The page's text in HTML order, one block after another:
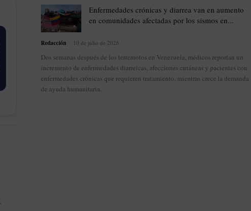
Enfermedades crónicas y diarrea van en aumento
en comunidades afectadas por los sismos en...
Redacción 10 de julio de 2026
Dos semanas después de los terremotos en Venezuela, médicos reportan un
incremento de enfermedades diarreicas, afecciones cutáneas y pacientes con
enfermedades crónicas que requieren tratamiento, mientras crece la demanda
de ayuda humanitaria.